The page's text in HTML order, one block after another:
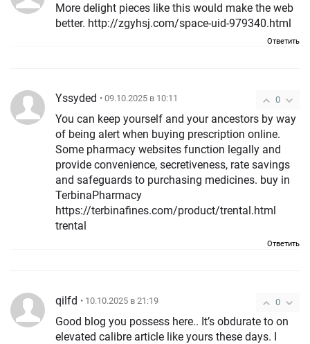
More delight pieces like this would make the web
better. http://zgyhsj.com/space-uid-979340.html
Ответить
0
Yssyded • 09.10.2025 в 10:11
You can keep yourself and your ancestors by way
of being alert when buying prescription online.
Some pharmacy websites function legally and
provide convenience, secretiveness, rate savings
and safeguards to purchasing medicines. buy in
TerbinaPharmacy
https://terbinafines.com/product/trental.html
trental
Ответить
0
qilfd • 10.10.2025 в 21:19
Good blog you possess here.. It’s obdurate to on
elevated calibre article like yours these days. I